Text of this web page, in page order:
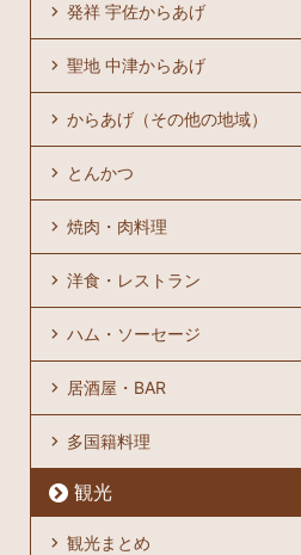
発祥 宇佐からあげ
聖地 中津からあげ
からあげ（その他の地域）
とんかつ
焼肉・肉料理
洋食・レストラン
ハム・ソーセージ
居酒屋・BAR
多国籍料理
観光
観光まとめ